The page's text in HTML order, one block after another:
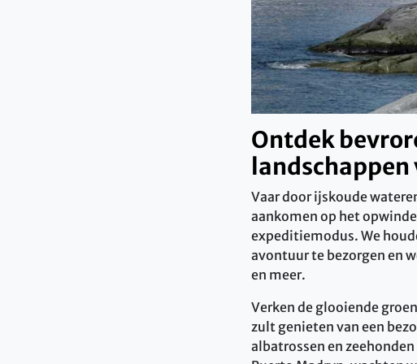
Ontdek
landschappen
Vaar door ijskoude
aankomen op het
expeditiemodus. We
avontuur te bezorgen en
en meer.
Verken de glooiende
zult genieten van een
albatrossen en